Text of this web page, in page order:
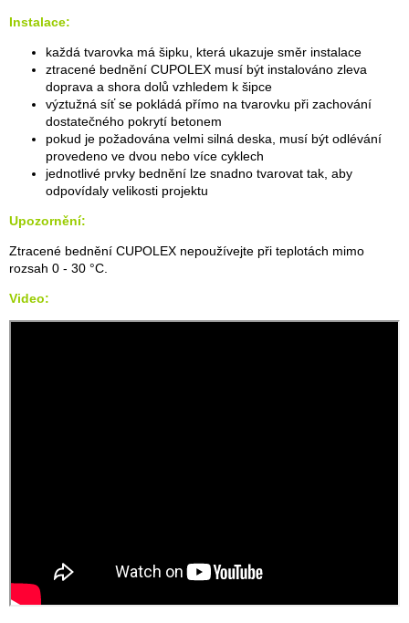
Instalace:
každá tvarovka má šipku, která ukazuje směr instalace
ztracené bednění CUPOLEX musí být instalováno zleva
doprava a shora dolů vzhledem k šipce
výztužná síť se pokládá přímo na tvarovku při zachování
dostatečného pokrytí betonem
pokud je požadována velmi silná deska, musí být odlévání
provedeno ve dvou nebo více cyklech
jednotlivé prvky bednění lze snadno tvarovat tak, aby
odpovídaly velikosti projektu
Upozornění:
Ztracené bednění CUPOLEX nepoužívejte při teplotách mimo
rozsah 0 - 30 °C.
Video: